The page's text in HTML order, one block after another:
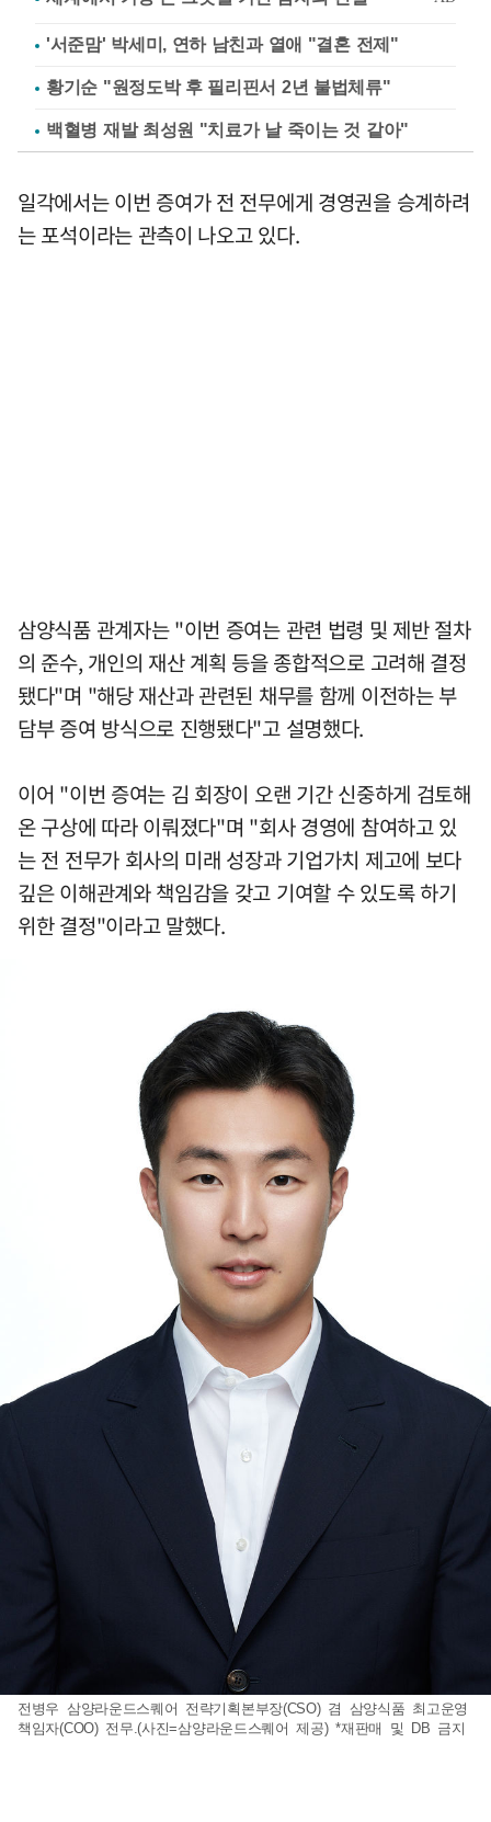
'서준맘' 박세미, 연하 남친과 열애 "결혼 전제"
황기순 "원정도박 후 필리핀서 2년 불법체류"
백혈병 재발 최성원 "치료가 날 죽이는 것 같아"
일각에서는 이번 증여가 전 전무에게 경영권을 승계하려
는 포석이라는 관측이 나오고 있다.
삼양식품 관계자는 "이번 증여는 관련 법령 및 제반 절차
의 준수, 개인의 재산 계획 등을 종합적으로 고려해 결정
됐다"며 "해당 재산과 관련된 채무를 함께 이전하는 부
담부 증여 방식으로 진행됐다"고 설명했다.
이어 "이번 증여는 김 회장이 오랜 기간 신중하게 검토해
온 구상에 따라 이뤄졌다"며 "회사 경영에 참여하고 있
는 전 전무가 회사의 미래 성장과 기업가치 제고에 보다
깊은 이해관계와 책임감을 갖고 기여할 수 있도록 하기
위한 결정"이라고 말했다.
전병우 삼양라운드스퀘어 전략기획본부장(CSO) 겸 삼양식품 최고운영
책임자(COO) 전무.(사진=삼양라운드스퀘어 제공) *재판매 및 DB 금지